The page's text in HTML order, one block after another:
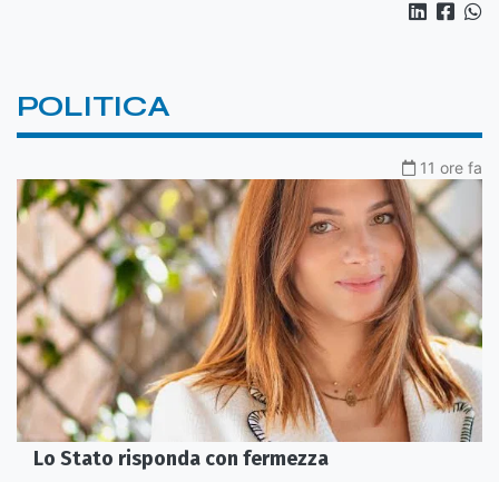
POLITICA
11 ore fa
Lo Stato risponda con fermezza